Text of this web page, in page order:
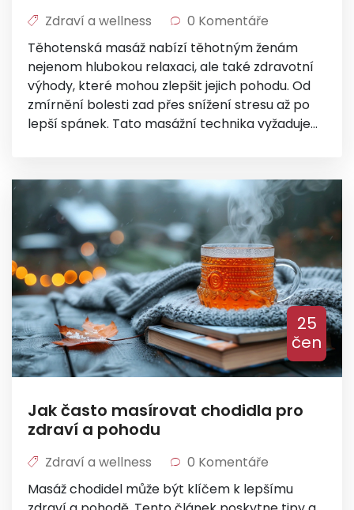
Zdraví a wellness
0 Komentáře
Těhotenská masáž nabízí těhotným ženám
nejenom hlubokou relaxaci, ale také zdravotní
výhody, které mohou zlepšit jejich pohodu. Od
zmírnění bolesti zad přes snížení stresu až po
lepší spánek. Tato masážní technika vyžaduje
důvodů, proč byste měli vyzkoušet těhotenskou
masáž.
25
čen
Jak často masírovat chodidla pro
zdraví a pohodu
Zdraví a wellness
0 Komentáře
Masáž chodidel může být klíčem k lepšímu